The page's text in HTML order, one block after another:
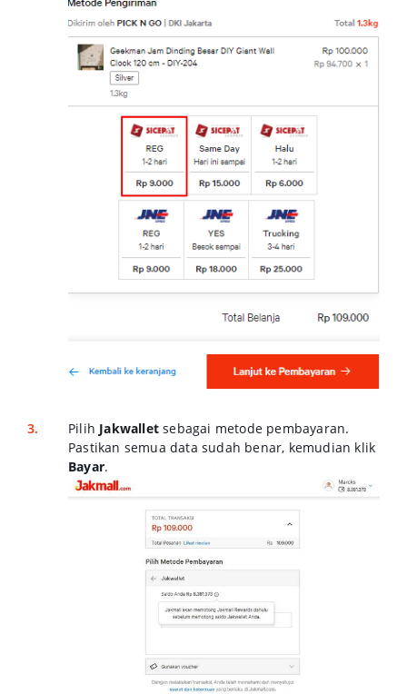
Pilih Jakwallet sebagai metode pembayaran.
Pastikan semua data sudah benar, kemudian klik
Bayar.